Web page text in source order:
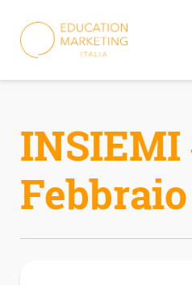
content
INSIEMI